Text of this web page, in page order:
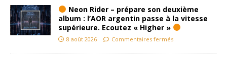
Neon Rider – prépare son deuxième
album : l’AOR argentin passe à la vitesse
supérieure. Ecoutez « Higher »
8 août 2026 Commentaires fermés